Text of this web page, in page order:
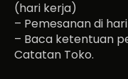
(hari kerja)
– Pemesanan di
– Baca ketentuan
Catatan Toko.